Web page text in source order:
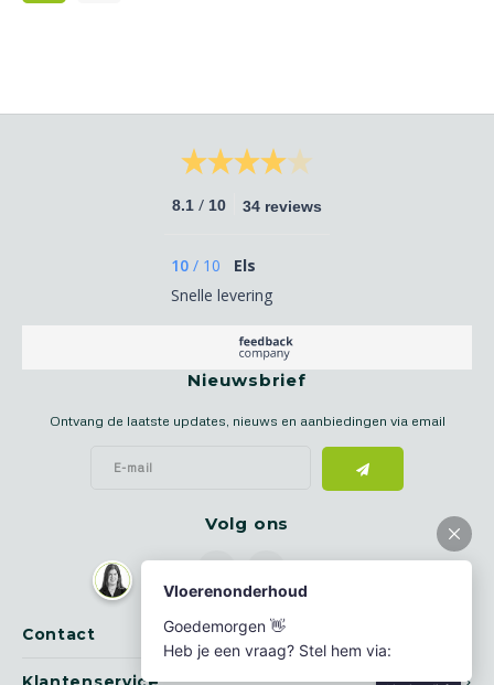
Contact
Nieuwsbrief
Ontvang de laatste updates, nieuws en aanbiedingen via email
Volg ons
8.1 / 10 34 reviews
10 / 10
Els
Snelle levering